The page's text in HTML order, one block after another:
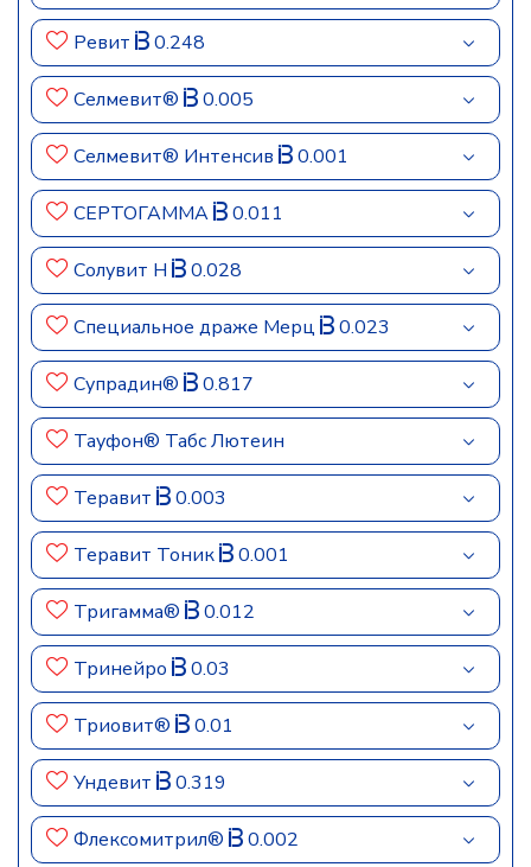
Ревит 0.248
Селмевит® 0.005
Селмевит® Интенсив 0.001
СЕРТОГАММА 0.011
Солувит Н 0.028
Специальное драже Мерц 0.023
Супрадин® 0.817
Тауфон® Табс Лютеин
Теравит 0.003
Теравит Тоник 0.001
Тригамма® 0.012
Тринейро 0.03
Триовит® 0.01
Ундевит 0.319
Флексомитрил® 0.002